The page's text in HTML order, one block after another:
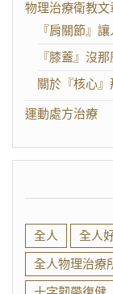
物理治療衛教文
『肩關節』
『膝蓋』沒
關於『核心
運動處方治療
全人 全人
全人物理治療